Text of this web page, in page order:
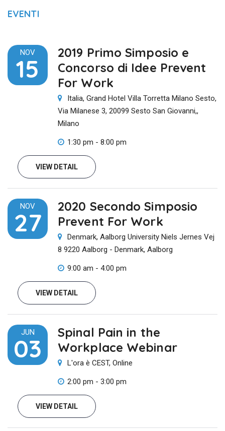
EVENTI
NOV
15
2019 Primo Simposio e
Concorso di Idee Prevent
For Work
Italia, Grand Hotel Villa Torretta Milano Sesto,
Via Milanese 3, 20099 Sesto San Giovanni,,
Milano
1:30 pm - 8:00 pm
VIEW DETAIL
NOV
27
2020 Secondo Simposio
Prevent For Work
Denmark, Aalborg University Niels Jernes Vej
8 9220 Aalborg - Denmark, Aalborg
9:00 am - 4:00 pm
VIEW DETAIL
JUN
03
Spinal Pain in the
Workplace Webinar
L'ora è CEST, Online
2:00 pm - 3:00 pm
VIEW DETAIL